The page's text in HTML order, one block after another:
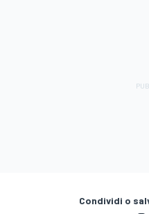
Condividi o